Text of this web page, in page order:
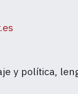
y política,